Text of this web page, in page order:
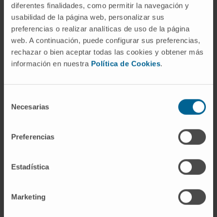
diferentes finalidades, como permitir la navegación y
usabilidad de la página web, personalizar sus
preferencias o realizar analíticas de uso de la página
web. A continuación, puede configurar sus preferencias,
rechazar o bien aceptar todas las cookies y obtener más
información en nuestra Política de Cookies.
Necesarias
Preferencias
Estadística
Marketing
científica".
Una tradición de excelencia europea
La Clínica Universidad de Navarra cuenta con una
larga trayectoria en la apuesta por el abordaje
más de 25 años de experiencia, incluyendo el
trabajo conjunto de especialistas de Cirugía
General, Endocrinología y Nutrición, Medicina
Interna, Medicina de Aparato Digestivo,
integral, permite abordar esta patología desde
plan terapéutico más adecuado a su realidad y a sus